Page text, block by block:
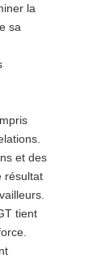
la
sa
et des
résultat
tient